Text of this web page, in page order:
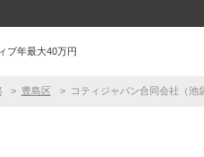
ブ年最大40万円
豊島区 コティジャパン合同会社（池